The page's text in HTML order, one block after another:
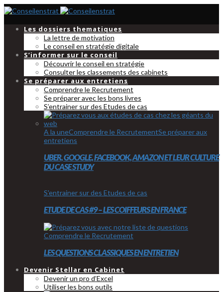
Les dossiers thematiques
La lettre de motivation
Le conseil en stratégie digitale
S’informer sur le conseil
Découvrir le conseil en stratégie
Consulter les classements des cabinets
Se préparer aux entretiens
Comprendre le Recrutement
Se préparer avec les bons livres
S’entrainer sur des Etudes de cas
A la uneComprendre le RecrutementSe préparer aux
entretiens
UBER, GOOGLE, FACEBOOK, AMAZON ET LEUR CULTURE
DU CASE STUDY
S'entrainer sur des Etudes de cas
ETUDE DE CAS #9 – LES COIFFEURS EN FRANCE
Comprendre le Recrutement
LES QUESTIONS CLASSIQUES EN ENTRETIEN
Devenir Stellar en Cabinet
Devenir un pro d’Excel
Utiliser les bons outils